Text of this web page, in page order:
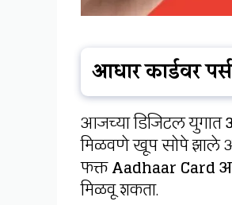
आधार कार्डवर
आजच्या डिजिटल युगात
मिळवणे खूप सोपे झाले
फक्तAadhaar Card
मिळवू शकता.